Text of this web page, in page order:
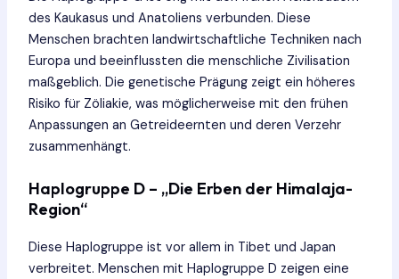
des Kaukasus und Anatoliens verbunden. Diese
Menschen brachten landwirtschaftliche Techniken nach
Europa und beeinflussten die menschliche Zivilisation
maßgeblich. Die genetische Prägung zeigt ein höheres
Risiko für Zöliakie, was möglicherweise mit den frühen
Anpassungen an Getreideernten und deren Verzehr
zusammenhängt.
Haplogruppe D – „Die Erben der Himalaja-
Region“
Diese Haplogruppe ist vor allem in Tibet und Japan
verbreitet. Menschen mit Haplogruppe D zeigen eine